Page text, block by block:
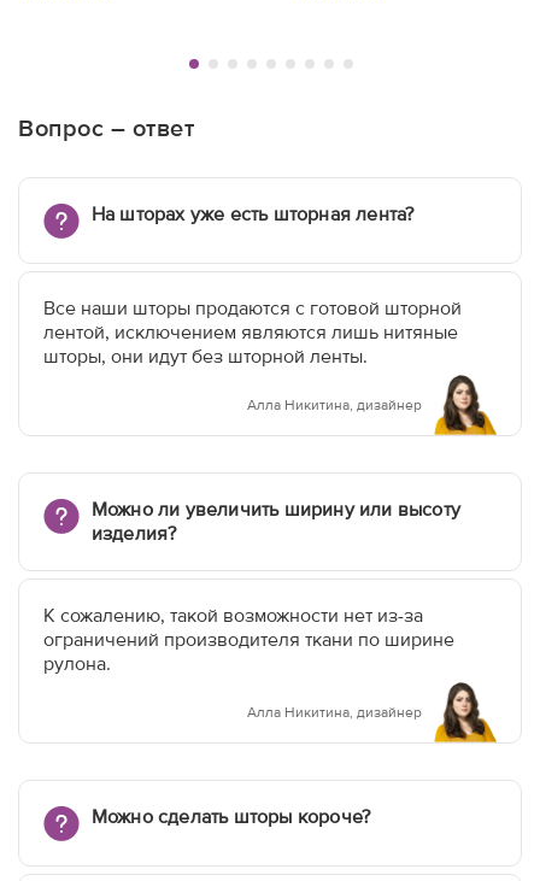
Вопрос – ответ
На шторах уже есть шторная лента?
Все наши шторы продаются с готовой шторной
лентой, исключением являются лишь нитяные
шторы, они идут без шторной ленты.
Алла Никитина, дизайнер
Можно ли увеличить ширину или высоту
изделия?
К сожалению, такой возможности нет из-за
ограничений производителя ткани по ширине
рулона.
Алла Никитина, дизайнер
Можно сделать шторы короче?